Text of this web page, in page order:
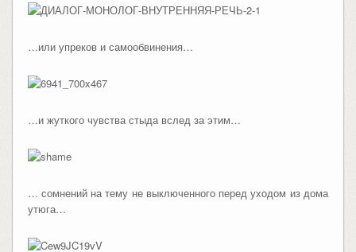
…или упреков и самообвинения…
…и жуткого чувства стыда вслед за этим…
… сомнений на тему не выключенного перед уходом из дома
утюга…